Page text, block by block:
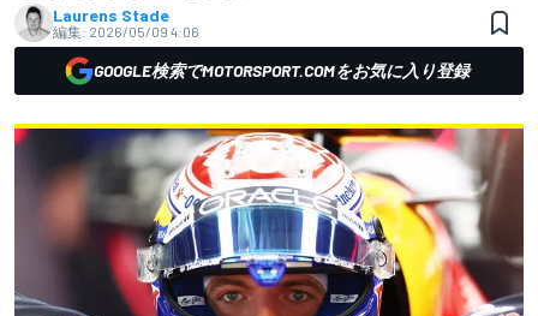
Laurens Stade
編集: 2026/05/09 4:06
GOOGLE検索でMOTORSPORT.COMをお気に入り登録